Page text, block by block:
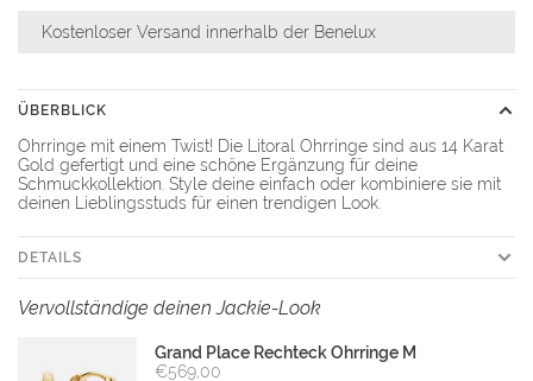
Kostenloser Versand innerhalb der Benelux
ÜBERBLICK
Ohrringe mit einem Twist! Die Litoral Ohrringe sind aus 14 Karat
Gold gefertigt und eine schöne Ergänzung für deine
Schmuckkollektion. Style deine einfach oder kombiniere sie mit
deinen Lieblingsstuds für einen trendigen Look.
DETAILS
Vervollständige deinen Jackie-Look
Grand Place Rechteck Ohrringe M
€569,00